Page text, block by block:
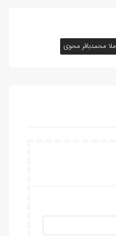
ملا محمدباقر محوی